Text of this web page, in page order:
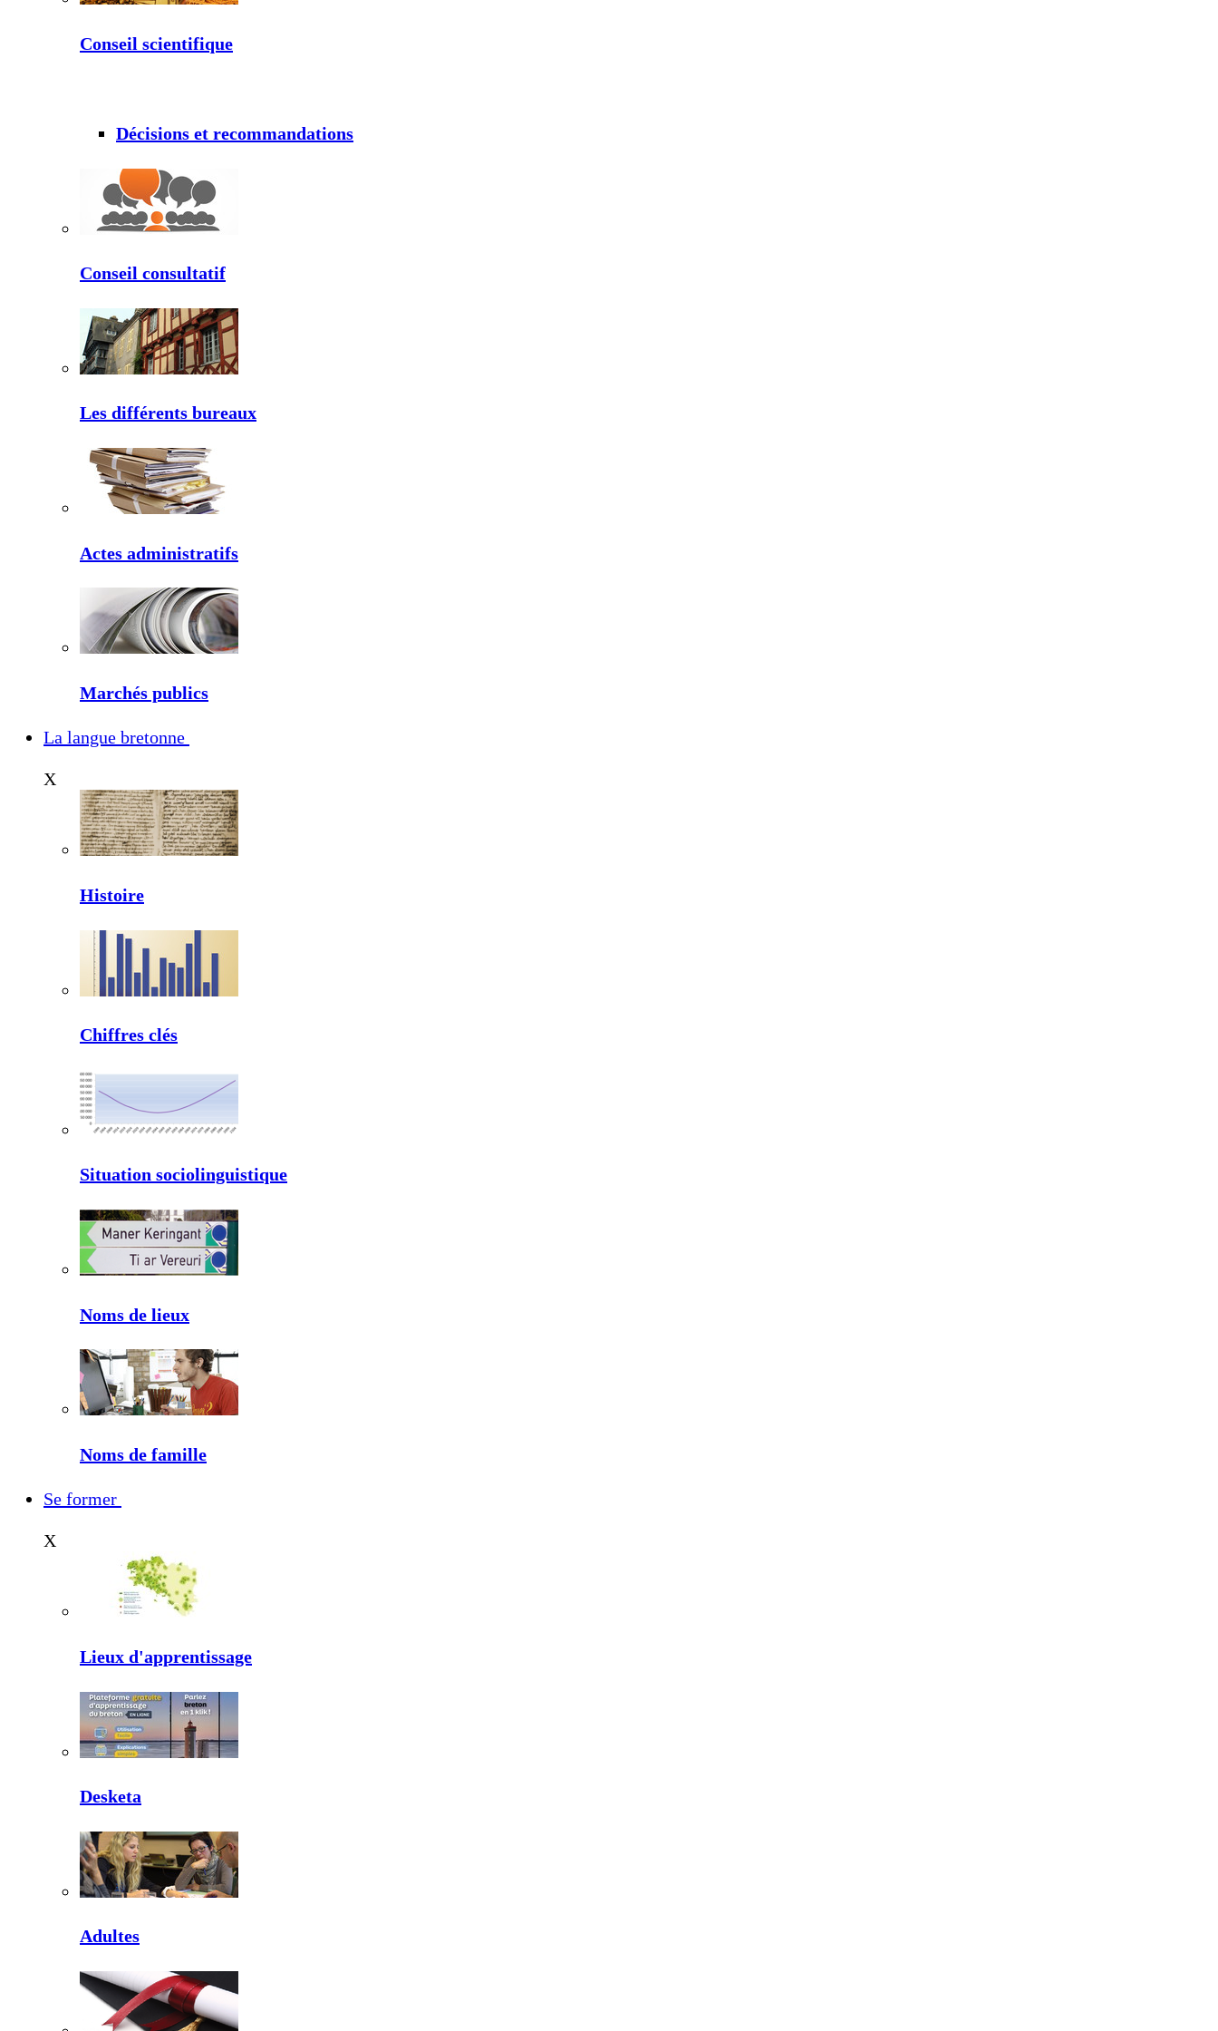
Conseil scientifique
Décisions et recommandations
Conseil consultatif
Les différents bureaux
Actes administratifs
Marchés publics
La langue bretonne
X
Histoire
Chiffres clés
Situation sociolinguistique
Noms de lieux
Noms de famille
Se former
X
Lieux d'apprentissage
Desketa
Adultes